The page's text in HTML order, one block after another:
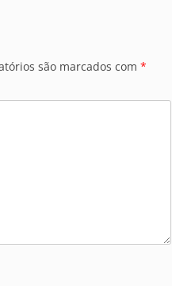
são marcados com *